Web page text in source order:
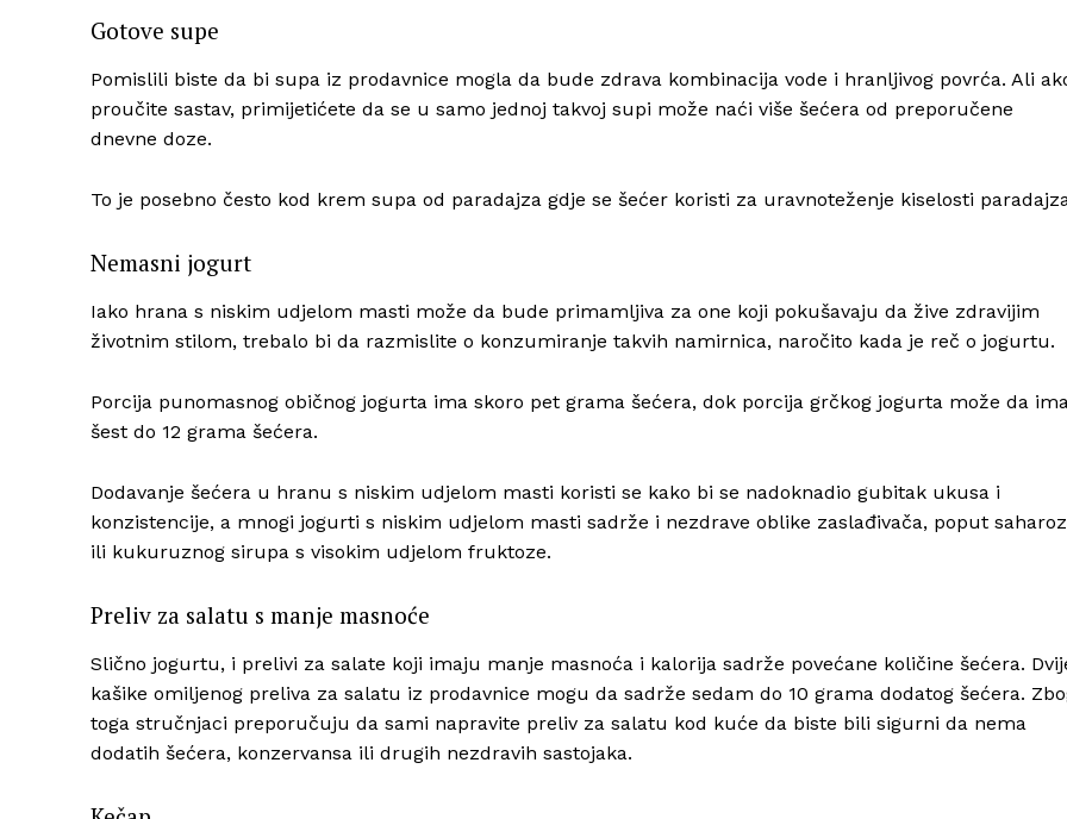
Gotove supe
Pomislili biste da bi supa iz prodavnice mogla da bude zdrava kombinacija vode i hranljivog povrća. Ali
proučite sastav, primijetićete da se u samo jednoj takvoj supi može naći više šećera od preporučene
dnevne doze.
To je posebno često kod krem supa od paradajza gdje se šećer koristi za uravnoteženje kiselosti
Nemasni jogurt
Iako hrana s niskim udjelom masti može da bude primamljiva za one koji pokušavaju da žive zdravijim
životnim stilom, trebalo bi da razmislite o konzumiranje takvih namirnica, naročito kada je reč o jogurtu.
Porcija punomasnog običnog jogurta ima skoro pet grama šećera, dok porcija grčkog jogurta može da
šest do 12 grama šećera.
Dodavanje šećera u hranu s niskim udjelom masti koristi se kako bi se nadoknadio gubitak ukusa i
konzistencije, a mnogi jogurti s niskim udjelom masti sadrže i nezdrave oblike zaslađivača, poput
ili kukuruznog sirupa s visokim udjelom fruktoze.
Preliv za salatu s manje masnoće
Slično jogurtu, i prelivi za salate koji imaju manje masnoća i kalorija sadrže povećane količine šećera.
kašike omiljenog preliva za salatu iz prodavnice mogu da sadrže sedam do 10 grama dodatog šećera.
toga stručnjaci preporučuju da sami napravite preliv za salatu kod kuće da biste bili sigurni da nema
dodatih šećera, konzervansa ili drugih nezdravih sastojaka.